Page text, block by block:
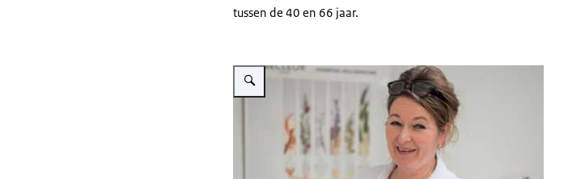
tussen de 40 en 66 jaar.
Vergroot afbeelding Vrouw werkend in ziekenhuis